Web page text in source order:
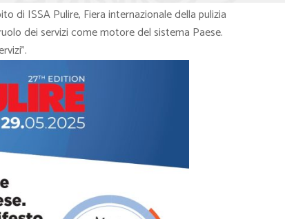
di ISSA Pulire, Fiera internazionale della pulizia
dei servizi come motore del sistema Paese.